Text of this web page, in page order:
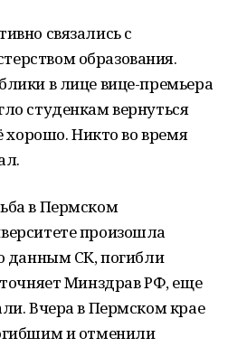
связались с
образования.
в лице вице-премьера
студенкам вернуться
Никто во время
в Пермском
произошла
данным СК, погибли
Минздрав РФ, еще
Вчера в Пермском крае
и отменили